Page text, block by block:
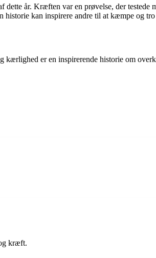
dette år. Kræften var en prøvelse, der
historie kan inspirere andre til at kæmpe og tro
kærlighed er en inspirerende historie om
kræft.